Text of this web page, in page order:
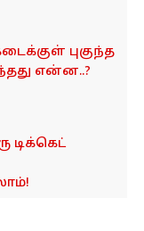
புகுந்த
என்ன..?